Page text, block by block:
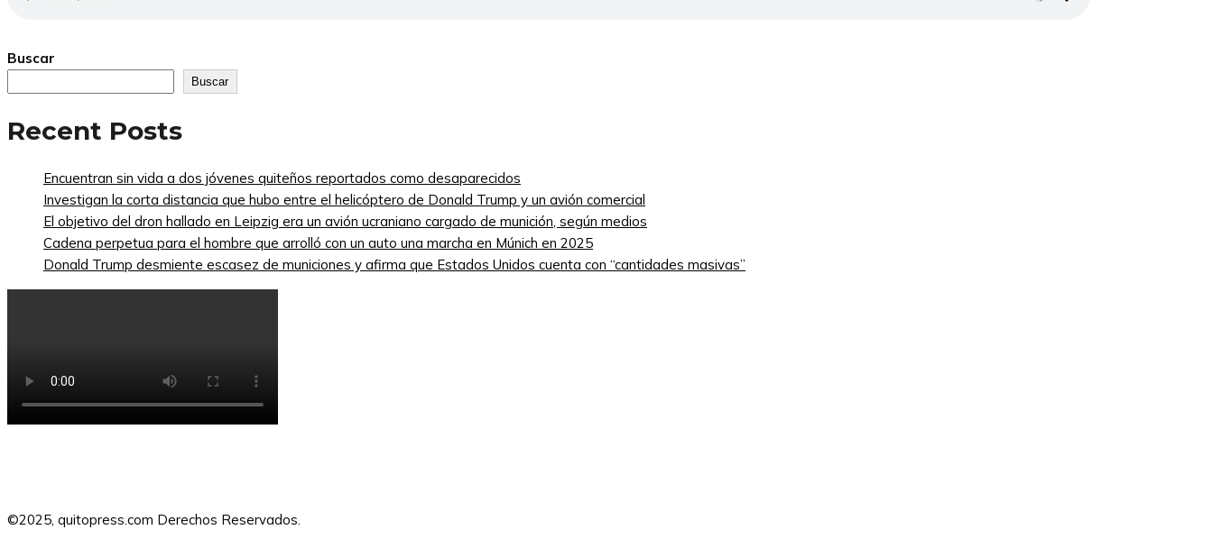
Buscar
Buscar
Recent Posts
Encuentran sin vida a dos jóvenes quiteños reportados como desaparecidos
Investigan la corta distancia que hubo entre el helicóptero de Donald Trump y un avión comercial
El objetivo del dron hallado en Leipzig era un avión ucraniano cargado de munición, según medios
Cadena perpetua para el hombre que arrolló con un auto una marcha en Múnich en 2025
Donald Trump desmiente escasez de municiones y afirma que Estados Unidos cuenta con “cantidades masivas”
©2025, quitopress.com Derechos Reservados.